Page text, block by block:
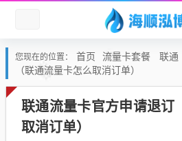
您现在的位置： 首页 流量卡套餐 联通
（联通流量卡怎么取消订单）
联通流量卡官方申请退订
取消订单）